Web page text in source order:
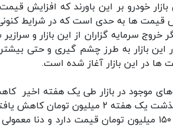
بازار خودرو بر این باورند که افزایش
قیمت ها به حدی است که در شرایط
خروج سرمایه گزاران از این بازار و
این بازار به طرز چشم گیری و حتی
ها در این بازار آغاز شده است.